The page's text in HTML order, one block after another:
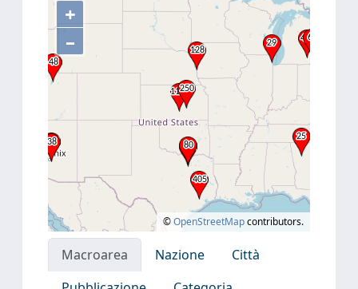
+
–
©OpenStreetMapcontributors.
Macroarea Nazione
Città